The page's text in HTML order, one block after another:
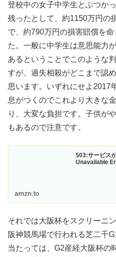
登校中の女子中学生とぶつか
残ったとして、約1150万円の
で、約790万円の損害賠償を
た。一般に中学生は意思能力
あるということでこのような
すが、過失相殺がどこまで認
思います。いずれにせよ2017
息がつくのでこれより大きな
り、大変な負担です。子供が
もあるので注意です。
503:サービス
Unavailable
amzn.to
それでは大阪杯をスクリーニ
阪神競馬場で行われる芝二千
当たっては、G2産経大阪杯の